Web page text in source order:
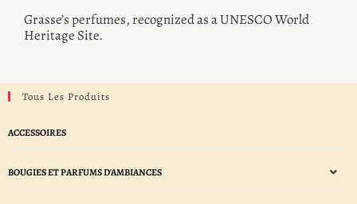
Grasse’s perfumes, recognized as a UNESCO World
Heritage Site.
Tous Les Produits
ACCESSOIRES
BOUGIES ET PARFUMS D'AMBIANCES